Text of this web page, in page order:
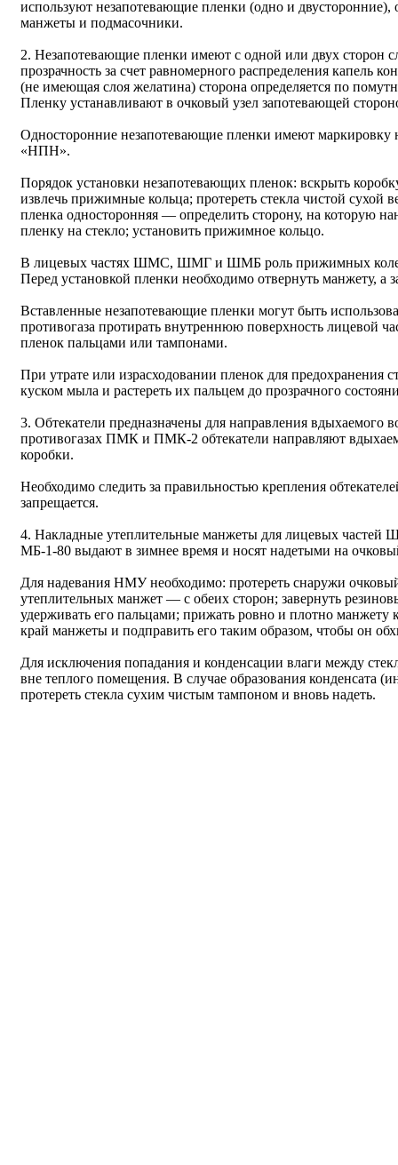
используют незапотевающие пленки (одно и двусторонние),
манжеты и подмасочники.
2. Незапотевающие пленки имеют с одной или двух сторон
прозрачность за счет равномерного распределения капель
(не имеющая слоя желатина) сторона определяется по
Пленку устанавливают в очковый узел запотевающей
Односторонние незапотевающие пленки имеют
«НПН».
Порядок установки незапотевающих пленок: вскрыть
извлечь прижимные кольца; протереть стекла чистой сухой
пленка односторонняя — определить сторону, на которую
пленку на стекло; установить прижимное кольцо.
В лицевых частях ШМС, ШМГ и ШМБ роль прижимных
Перед установкой пленки необходимо отвернуть манжету, а
Вставленные незапотевающие пленки могут быть
противогаза протирать внутреннюю поверхность лицевой
пленок пальцами или тампонами.
При утрате или израсходовании пленок для предохранения
куском мыла и растереть их пальцем до прозрачного
3. Обтекатели предназначены для направления вдыхаемого
противогазах ПМК и ПМК-2 обтекатели направляют
коробки.
Необходимо следить за правильностью крепления
запрещается.
4. Накладные утеплительные манжеты для лицевых
МБ-1-80 выдают в зимнее время и носят надетыми на
Для надевания НМУ необходимо: протереть снаружи
утеплительных манжет — с обеих сторон; завернуть
удерживать его пальцами; прижать ровно и плотно манжету
край манжеты и подправить его таким образом, чтобы он
Для исключения попадания и конденсации влаги между
вне теплого помещения. В случае образования конденсата
протереть стекла сухим чистым тампоном и вновь надеть.